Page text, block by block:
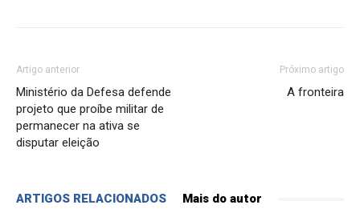
Artigo anterior
Ministério da Defesa defende
projeto que proíbe militar de
permanecer na ativa se
disputar eleição
Próximo artigo
A fronteira
ARTIGOS RELACIONADOS Mais do autor